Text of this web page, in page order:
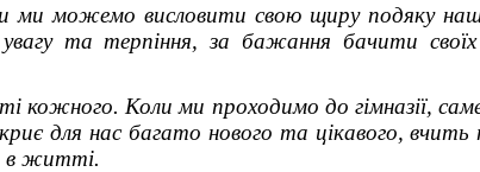
можемо висловити свою щиру подяку
та терпіння, за бажання бачити
Коли ми проходимо до гімназії,
для нас багато нового та цікавого,
в житті.